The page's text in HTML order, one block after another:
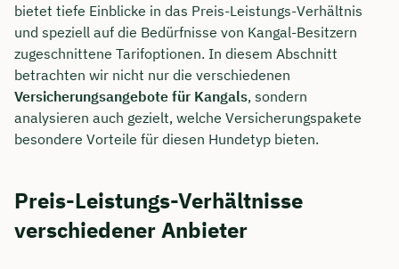
bietet tiefe Einblicke in das Preis-Leistungs-Verhältnis
und speziell auf die Bedürfnisse von Kangal-Besitzern
zugeschnittene Tarifoptionen. In diesem Abschnitt
betrachten wir nicht nur die verschiedenen
Versicherungsangebote für Kangals, sondern
analysieren auch gezielt, welche Versicherungspakete
besondere Vorteile für diesen Hundetyp bieten.
Preis-Leistungs-Verhältnisse
verschiedener Anbieter
Dauer: ca. 30 Minuten
Kostenfrei & unverbindlich
🗓️ Wählen Sie jetzt Ihren Wunschtermin: